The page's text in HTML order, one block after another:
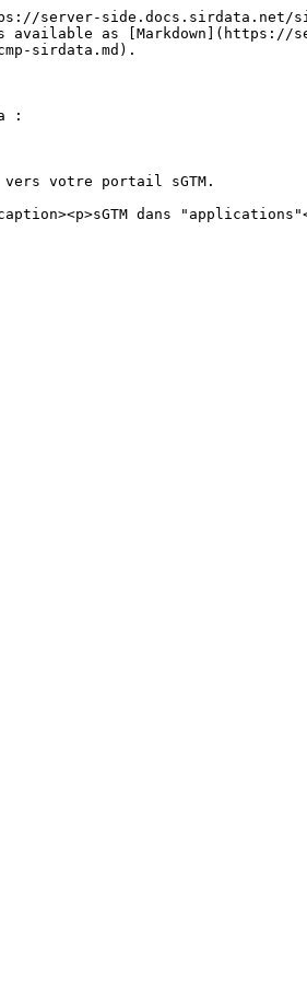
server-side.docs.sirdata.net/
available as
sirdata.md).
:
votre portail sGTM.